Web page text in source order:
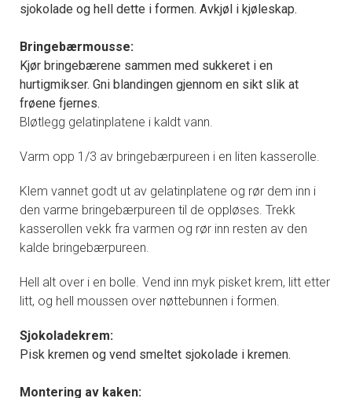
sjokolade og hell dette i formen. Avkjøl i kjøleskap.
Bringebærmousse:
Kjør bringebærene sammen med sukkeret i en
hurtigmikser. Gni blandingen gjennom en sikt slik at
frøene fjernes.
Bløtlegg gelatinplatene i kaldt vann.
Varm opp 1/3 av bringebærpureen i en liten kasserolle.
Klem vannet godt ut av gelatinplatene og rør dem inn i
den varme bringebærpureen til de oppløses. Trekk
kasserollen vekk fra varmen og rør inn resten av den
kalde bringebærpureen.
Hell alt over i en bolle. Vend inn myk pisket krem, litt etter
litt, og hell moussen over nøttebunnen i formen.
Sjokoladekrem:
Pisk kremen og vend smeltet sjokolade i kremen.
Montering av kaken: